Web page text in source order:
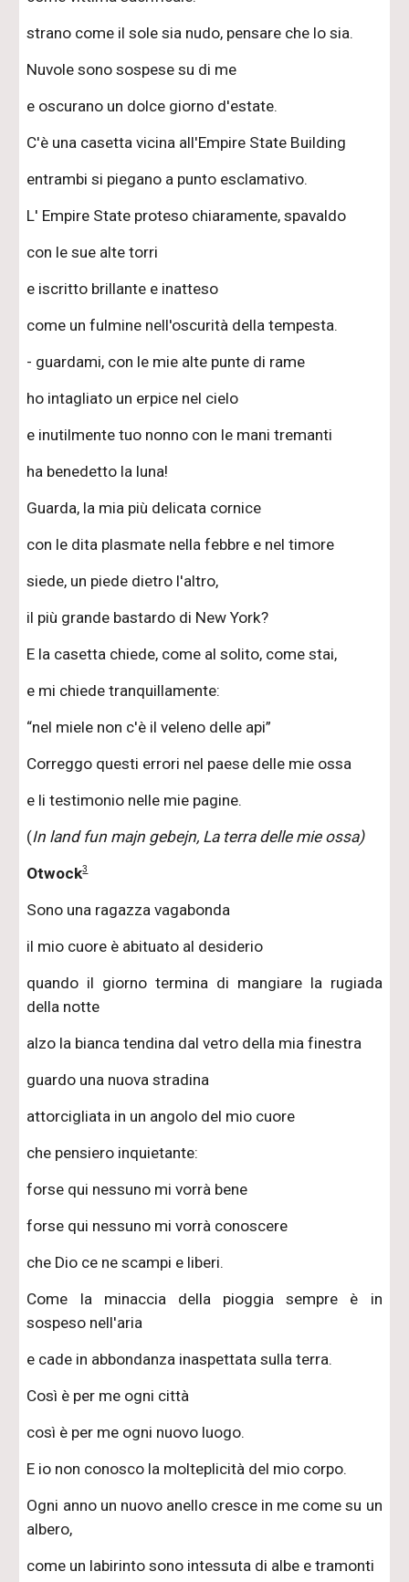
strano come il sole sia nudo, pensare che lo sia.
Nuvole sono sospese su di me
e oscurano un dolce giorno d'estate.
C'è una casetta vicina all'Empire State Building
entrambi si piegano a punto esclamativo.
L' Empire State proteso chiaramente, spavaldo
con le sue alte torri
e iscritto brillante e inatteso
come un fulmine nell'oscurità della tempesta.
- guardami, con le mie alte punte di rame
ho intagliato un erpice nel cielo
e inutilmente tuo nonno con le mani tremanti
ha benedetto la luna!
Guarda, la mia più delicata cornice
con le dita plasmate nella febbre e nel timore
siede, un piede dietro l'altro,
il più grande bastardo di New York?
E la casetta chiede, come al solito, come stai,
e mi chiede tranquillamente:
“nel miele non c'è il veleno delle api”
Correggo questi errori nel paese delle mie ossa
e li testimonio nelle mie pagine.
(In land fun majn gebejn, La terra delle mie ossa)
Otwock3
Sono una ragazza vagabonda
il mio cuore è abituato al desiderio
quando il giorno termina di mangiare la rugiada
della notte
alzo la bianca tendina dal vetro della mia finestra
guardo una nuova stradina
attorcigliata in un angolo del mio cuore
che pensiero inquietante:
forse qui nessuno mi vorrà bene
forse qui nessuno mi vorrà conoscere
che Dio ce ne scampi e liberi.
Come la minaccia della pioggia sempre è in
sospeso nell'aria
e cade in abbondanza inaspettata sulla terra.
Così è per me ogni città
così è per me ogni nuovo luogo.
E io non conosco la molteplicità del mio corpo.
Ogni anno un nuovo anello cresce in me come su un
albero,
come un labirinto sono intessuta di albe e tramonti